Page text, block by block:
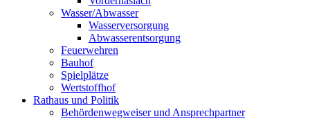
Wasser/Abwasser
Wasserversorgung
Abwasserentsorgung
Feuerwehren
Bauhof
Spielplätze
Wertstoffhof
Rathaus und Politik
Behördenwegweiser und Ansprechpartner